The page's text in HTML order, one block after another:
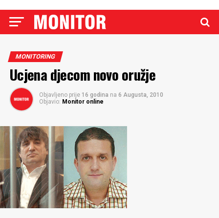
MONITORING
Ucjena djecom novo oružje
Objavljeno prije 16 godina na 6 Augusta, 2010
Objavio: Monitor online